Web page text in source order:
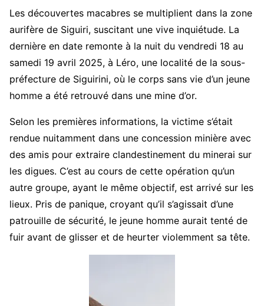
Les découvertes macabres se multiplient dans la zone
aurifère de Siguiri, suscitant une vive inquiétude. La
dernière en date remonte à la nuit du vendredi 18 au
samedi 19 avril 2025, à Léro, une localité de la sous-
préfecture de Siguirini, où le corps sans vie d’un jeune
homme a été retrouvé dans une mine d’or.
Selon les premières informations, la victime s’était
rendue nuitamment dans une concession minière avec
des amis pour extraire clandestinement du minerai sur
les digues. C’est au cours de cette opération qu’un
autre groupe, ayant le même objectif, est arrivé sur les
lieux. Pris de panique, croyant qu’il s’agissait d’une
patrouille de sécurité, le jeune homme aurait tenté de
fuir avant de glisser et de heurter violemment sa tête.